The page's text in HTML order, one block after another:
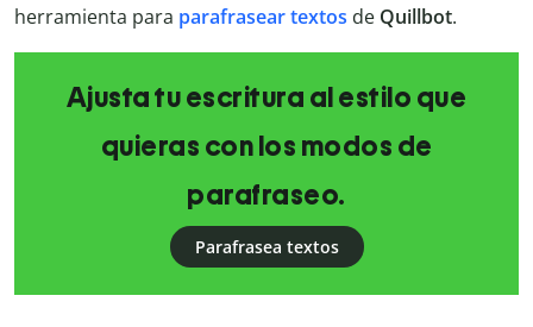
herramienta para parafrasear textos de Quillbot.
Ajusta tu escritura al estilo que
quieras con los modos de
parafraseo.
Parafrasea textos